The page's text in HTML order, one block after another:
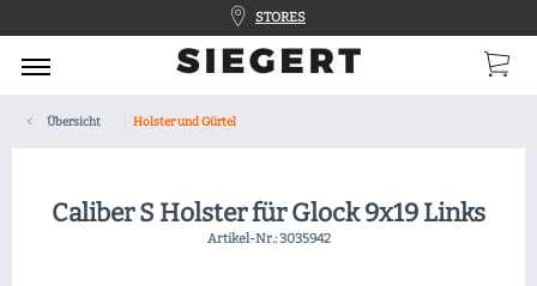
STORES
Übersicht Holster und Gürtel
Caliber S Holster für Glock 9x19 Links
Artikel-Nr.:3035942